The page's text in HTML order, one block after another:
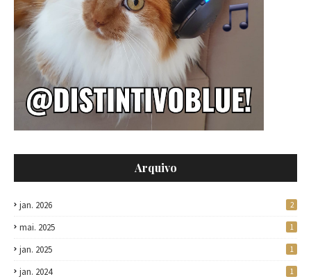
Arquivo
jan. 2026 2
mai. 2025 1
jan. 2025 1
jan. 2024 1